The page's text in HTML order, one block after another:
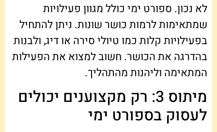
לא נכון. ספורט ימי כולל מגוון פעילויות
שמתאימות לרמות כושר שונות. ניתן להתחיל
בפעילויות קלות כמו טיולי סירה או דיג, ולבנות
בהדרגה את הכושר. חשוב למצוא את הפעילות
המתאימה וליהנות מהתהליך.
מיתוס 3: רק מקצוענים יכולים
לעסוק בספורט ימי